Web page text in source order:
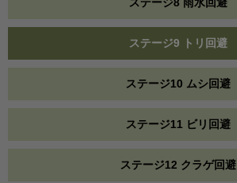
ステージ9 トリ回避
ステージ10 ムシ回避
ステージ11 ビリ回避
ステージ12 クラゲ回避